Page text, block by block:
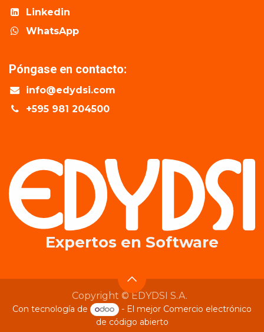
Linkedin
WhatsApp
Póngase en contacto:
info@edydsi.com
+595 981 204500
Expertos en​ Software
Copyright © EDYDSI S.A.
Con tecnología de - El mejor Comercio electrónico
de código abierto